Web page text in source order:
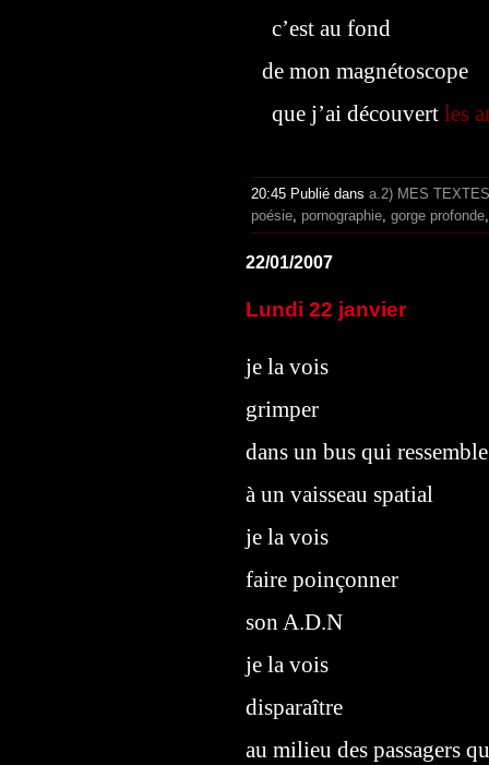
c’est au fond
de mon magnétoscope
que j’ai découvert les
20:45 Publié dans a.2) MES TEXTES
poésie pornographie gorge profonde
22/01/2007
Lundi 22 janvier
je la vois
grimper
dans un bus qui ressemble
à un vaisseau spatial
je la vois
faire poinçonner
son A.D.N
je la vois
disparaître
au milieu des passagers